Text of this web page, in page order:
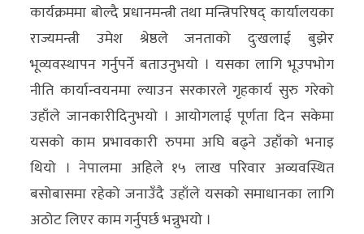
कार्यक्रममा बोल्दै प्रधानमन्त्री तथा मन्त्रिपरिषद् कार्यालयका
राज्यमन्त्री उमेश श्रेष्ठले जनताको दुःखलाई बुझेर
भूव्यवस्थापन गर्नुपर्ने बताउनुभयो । यसका लागि भूउपभोग
नीति कार्यान्वयनमा ल्याउन सरकारले गृहकार्य सुरु गरेको
उहाँले जानकारीदिनुभयो । आयोगलाई पूर्णता दिन सकेमा
यसको काम प्रभावकारी रुपमा अघि बढ्ने उहाँको भनाइ
थियो । नेपालमा अहिले १५ लाख परिवार अव्यवस्थित
बसोबासमा रहेको जनाउँदै उहाँले यसको समाधानका लागि
अठोट लिएर काम गर्नुपर्छ भन्नुभयो ।